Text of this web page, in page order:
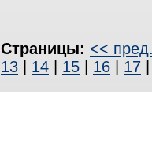
Страницы: <<
13
14 15 16 17